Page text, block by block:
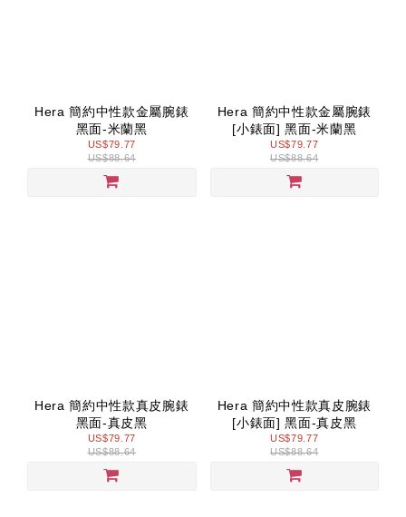
Hera 簡約中性款金屬腕錶
黑面-米蘭黑
US$79.77
US$88.64
Hera 簡約中性款金屬腕錶
[小錶面] 黑面-米蘭黑
US$79.77
US$88.64
Hera 簡約中性款真皮腕錶
黑面-真皮黑
US$79.77
US$88.64
Hera 簡約中性款真皮腕錶
[小錶面] 黑面-真皮黑
US$79.77
US$88.64